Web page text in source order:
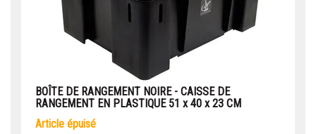
BOÎTE DE RANGEMENT NOIRE - CAISSE DE
RANGEMENT EN PLASTIQUE 51 x 40 x 23 CM
article épuisé